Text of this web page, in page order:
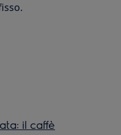
il caffè